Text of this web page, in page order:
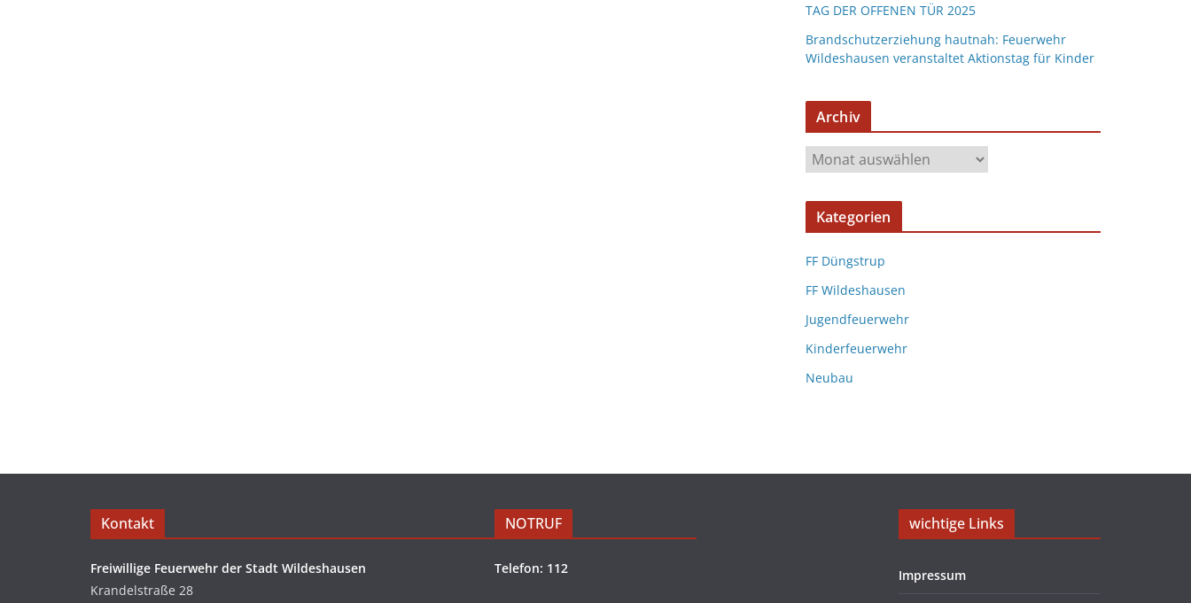
TAG DER OFFENEN TÜR 2025
Brandschutzerziehung hautnah: Feuerwehr
Wildeshausen veranstaltet Aktionstag für Kinder
Archiv
Kategorien
FF Düngstrup
FF Wildeshausen
Jugendfeuerwehr
Kinderfeuerwehr
Neubau
Kontakt
Freiwillige Feuerwehr der Stadt Wildeshausen
Krandelstraße 28
NOTRUF
Telefon: 112
wichtige Links
Impressum